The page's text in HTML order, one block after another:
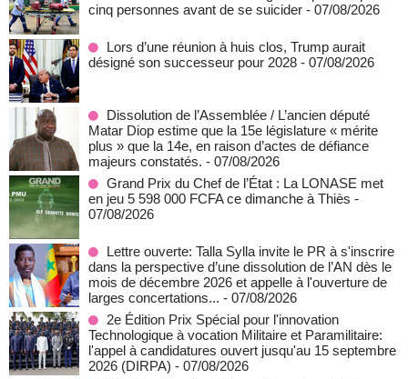
cinq personnes avant de se suicider - 07/08/2026
Lors d’une réunion à huis clos, Trump aurait
désigné son successeur pour 2028 - 07/08/2026
Dissolution de l’Assemblée / L’ancien député
Matar Diop estime que la 15e législature « mérite
plus » que la 14e, en raison d’actes de défiance
majeurs constatés. - 07/08/2026
Grand Prix du Chef de l’État : La LONASE met
en jeu 5 598 000 FCFA ce dimanche à Thiès -
07/08/2026
Lettre ouverte: Talla Sylla invite le PR à s'inscrire
dans la perspective d’une dissolution de l’AN dès le
mois de décembre 2026 et appelle à l'ouverture de
larges concertations... - 07/08/2026
2e Édition Prix Spécial pour l'innovation
Technologique à vocation Militaire et Paramilitaire:
l'appel à candidatures ouvert jusqu'au 15 septembre
2026 (DIRPA) - 07/08/2026